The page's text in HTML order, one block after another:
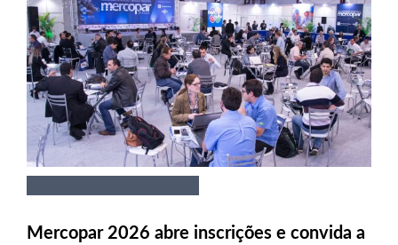
Mercopar 2026 abre inscrições e convida a